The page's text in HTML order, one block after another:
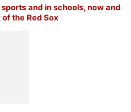
and in schools, now and
the Red Sox